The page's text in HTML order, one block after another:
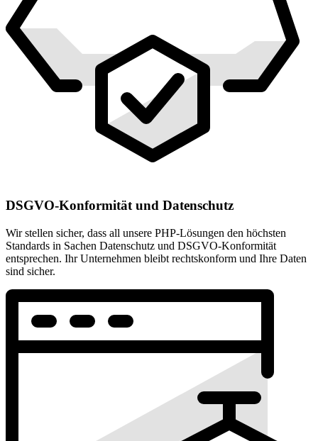
DSGVO-Konformität und Datenschutz
Wir stellen sicher, dass all unsere PHP-Lösungen den höchsten
Standards in Sachen Datenschutz und DSGVO-Konformität
entsprechen. Ihr Unternehmen bleibt rechtskonform und Ihre Daten
sind sicher.